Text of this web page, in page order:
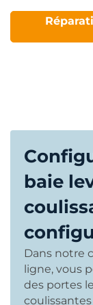
baie
Dans notre
ligne, vous
des portes